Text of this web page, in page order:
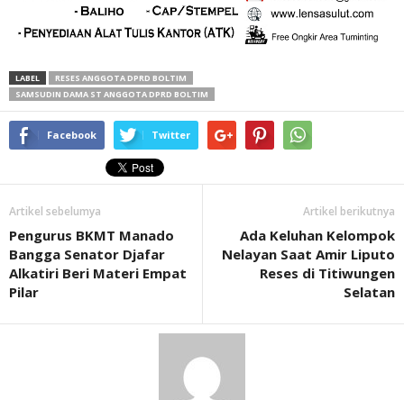
LABEL
RESES ANGGOTA DPRD BOLTIM
SAMSUDIN DAMA ST ANGGOTA DPRD BOLTIM
Facebook Twitter
Artikel sebelumya
Pengurus BKMT Manado
Bangga Senator Djafar
Alkatiri Beri Materi Empat
Pilar
Artikel berikutnya
Ada Keluhan Kelompok
Nelayan Saat Amir Liputo
Reses di Titiwungen
Selatan